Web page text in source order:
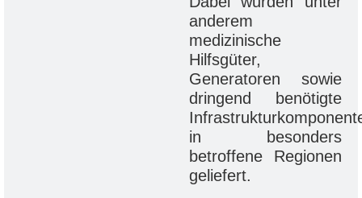
anderem
medizinische
Hilfsgüter,
Generatoren sowie
dringend benötigte
in besonders
betroffene Regionen
geliefert.